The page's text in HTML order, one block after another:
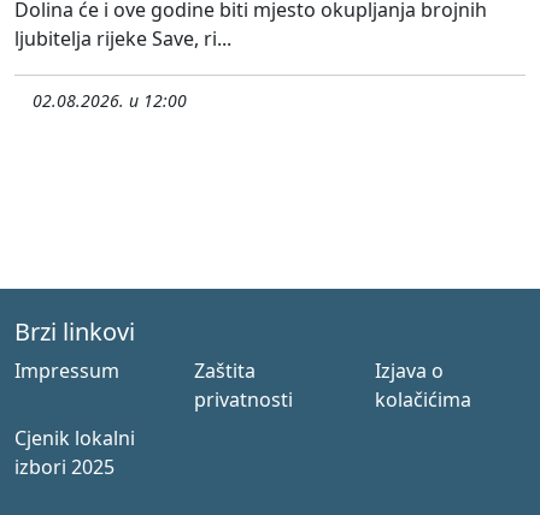
Dolina će i ove godine biti mjesto okupljanja brojnih
ljubitelja rijeke Save, ri...
02.08.2026. u 12:00
Brzi linkovi
Impressum
Zaštita
privatnosti
Izjava o
kolačićima
Cjenik lokalni
izbori 2025